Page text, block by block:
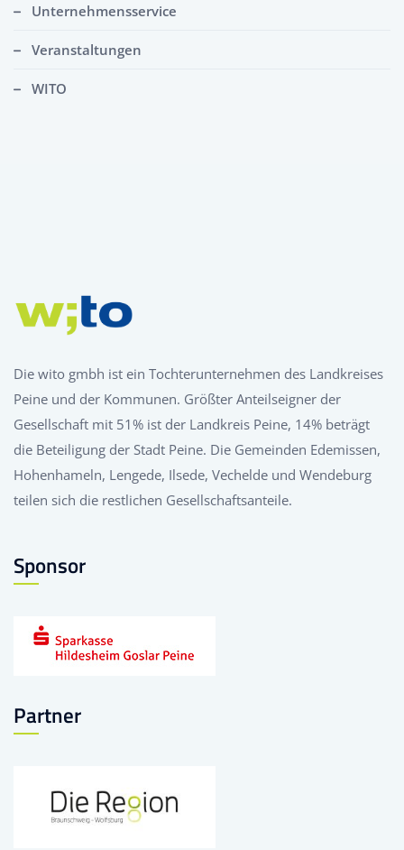
Unternehmensservice
Veranstaltungen
WITO
Die wito gmbh ist ein Tochterunternehmen des Landkreises
Peine und der Kommunen. Größter Anteilseigner der
Gesellschaft mit 51% ist der Landkreis Peine, 14% beträgt
die Beteiligung der Stadt Peine. Die Gemeinden Edemissen,
Hohenhameln, Lengede, Ilsede, Vechelde und Wendeburg
teilen sich die restlichen Gesellschaftsanteile.
Sponsor
Partner